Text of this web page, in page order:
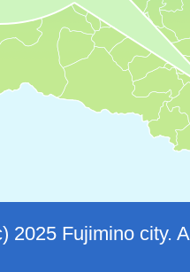
2025 Fujimino city.